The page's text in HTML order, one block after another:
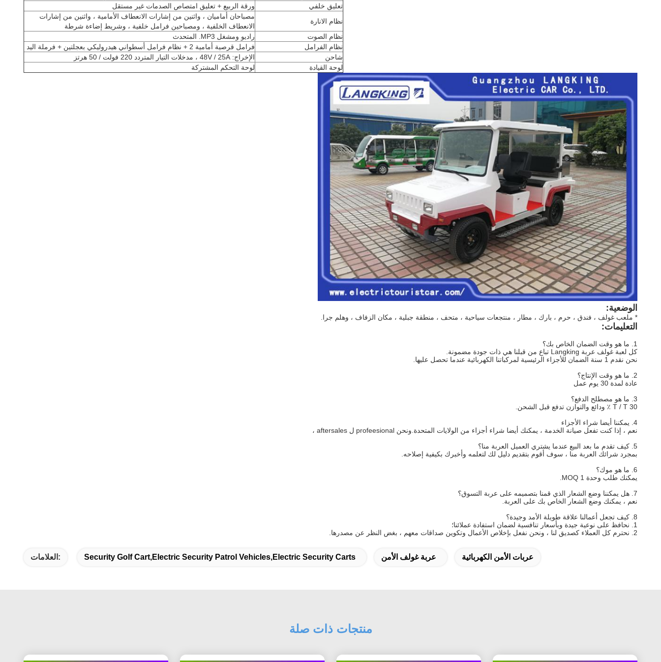
تعليق خلفي
ورقة الربيع + تعليق امتصاص الصدمات غير مستقل
نظام الانارة
مصباحان أماميان ، واثنين من إشارات الانعطاف الأمامية ، واثنين من إشارات
الانعطاف الخلفية ، ومصباحين فرامل خلفية ، وشريط إضاءة شرطة
نظام الصوت
راديو ومشغل MP3. المتحدث
نظام الفرامل
فرامل قرصية أمامية 2 + نظام فرامل أسطواني هيدروليكي بعجلتين + فرملة اليد
شاحن
الإخراج: 48V / 25A ، مدخلات التيار المتردد 220 فولت / 50 هرتز
لوحة القيادة
لوحة التحكم المشتركة
الوضعية:
* ملعب غولف ، فندق ، حرم ، بارك ، مطار ، منتجعات سياحية ، متحف ، منطقة جبلية ، مكان الزفاف ، وهلم جرا.
التعليمات:
1. ما هو وقت الضمان الخاص بك؟
كل لعبة غولف عربة Langking تباع من قبلنا هي ذات جودة مضمونة.
نحن نقدم 1 سنة الضمان للأجزاء الرئيسية لمركباتنا الكهربائية عندما تحصل عليها.
2. ما هو وقت الإنتاج؟
عادة لمدة 30 يوم عمل
3. ما هو مصطلح الدفع؟
T / T 30 ٪ ودائع والتوازن تدفع قبل الشحن.
4. يمكننا أيضا شراء الأجزاء
نعم ، إذا كنت تفعل صيانة الخدمة ، يمكنك أيضا شراء أجزاء من الولايات المتحدة.ونحن profeesional ل aftersales ،
5. كيف تقدم ما بعد البيع عندما يشتري العميل العربة منا؟
بمجرد شرائك العربة منا ، سوف أقوم بتقديم دليل لك لتعلمه وأخبرك بكيفية إصلاحه.
6. ما هو موك؟
يمكنك طلب وحدة MOQ 1.
7. هل يمكننا وضع الشعار الذي قمنا بتصميمه على عربة التسوق؟
نعم ، يمكنك وضع الشعار الخاص بك على العربة.
8. كيف تجعل أعمالنا علاقة طويلة الأمد وجيدة؟
1. نحافظ على نوعية جيدة وبأسعار تنافسية لضمان استفادة عملائنا؛
2. نحترم كل العملاء كصديق لنا ، ونحن نفعل بإخلاص الأعمال وتكوين صداقات معهم ، بغض النظر عن مصدرها.
العلامات: Security Golf Cart,electric Security Patrol Vehicles,electric Security Carts عربة غولف الأمن عربات الأمن الكهربائية
منتجات ذات صلة